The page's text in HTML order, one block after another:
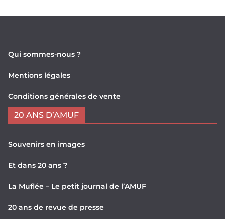
Qui sommes-nous ?
Mentions légales
Conditions générales de vente
20 ANS D’AMUF
Souvenirs en images
Et dans 20 ans ?
La Muflée – Le petit journal de l’AMUF
20 ans de revue de presse